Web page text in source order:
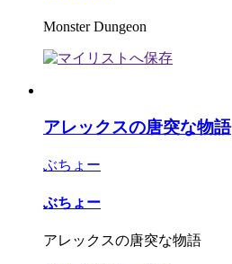
Monster Dungeon
アレックスの唐突な物語
ぶちょー
ぶちょー
アレックスの唐突な物語